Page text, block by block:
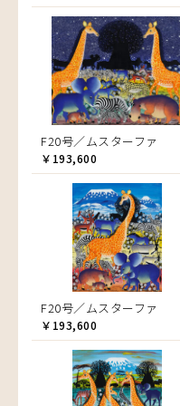
F20号／ムスターファ
￥193,600
F20号／ムスターファ
￥193,600